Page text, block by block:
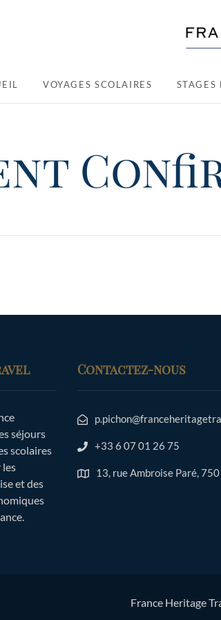
VOYAGES SCOLAIRES STAGES
séjours
scolaires
les
et des
Contactez-nous
+33 6 07 01 26 75
13, rue Ambroise Paré,
France Heritage